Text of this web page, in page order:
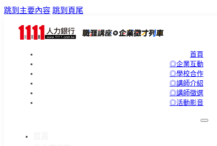
跳到主要內容 跳到頁尾
首頁
◎企業互動
◎學校合作
◎講師介紹
◎講師徵選
◎活動影音